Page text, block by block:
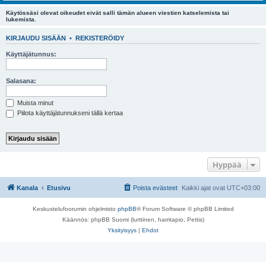
Käytössäsi olevat oikeudet eivät salli tämän alueen viestien katselemista tai
lukemista.
KIRJAUDU SISÄÄN • REKISTERÖIDY
Käyttäjätunnus:
Salasana:
Muista minut
Piilota käyttäjätunnukseni tällä kertaa
Hyppää
Kanala Etusivu Kaikki ajat ovat UTC+03:00
Poista evästeet
Keskustelufoorumin ohjelmisto phpBB® Forum Software © phpBB Limited
Käännös: phpBB Suomi (lurttinen, harritapio, Pettis)
Yksityisyys | Ehdot